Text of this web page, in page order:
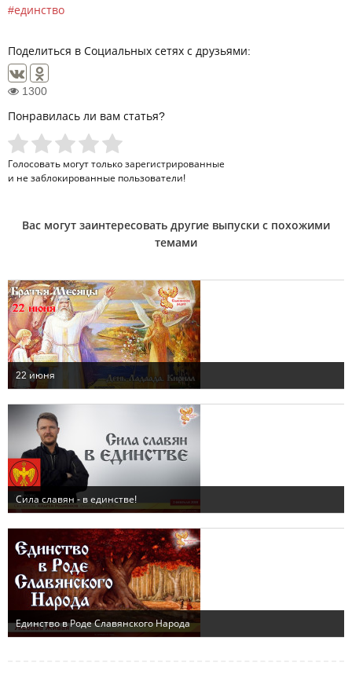
единство
Поделиться в Социальных сетях с друзьями:
1300
Понравилась ли вам статья?
Голосовать могут только зарегистрированные
и не заблокированные пользователи!
Вас могут заинтересовать другие выпуски с похожими
темами